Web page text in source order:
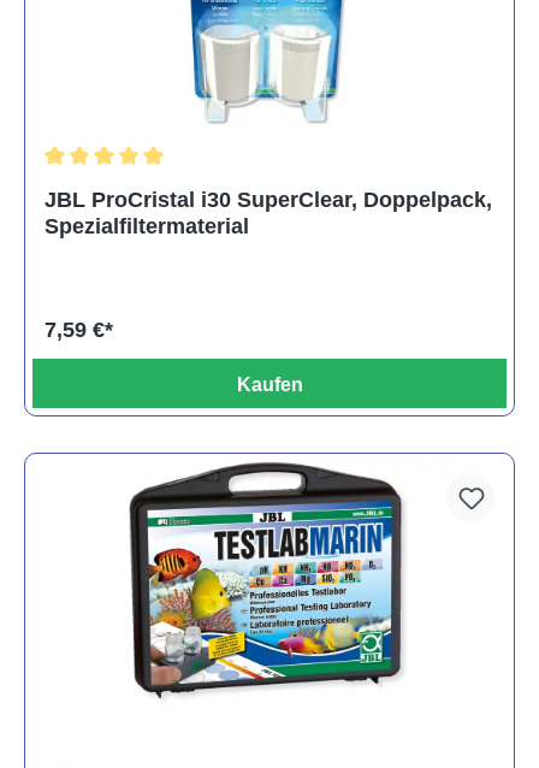
JBL ProCristal i30 SuperClear, Doppelpack,
Spezialfiltermaterial
7,59 €*
Kaufen